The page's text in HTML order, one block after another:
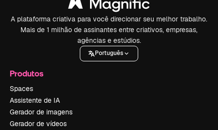
A plataforma criativa para você direcionar seu melhor trabalho.
Mais de 1 milhão de assinantes entre criativos, empresas,
agências e estúdios.
Português
Produtos
Spaces
Assistente de IA
Gerador de imagens
Gerador de vídeos